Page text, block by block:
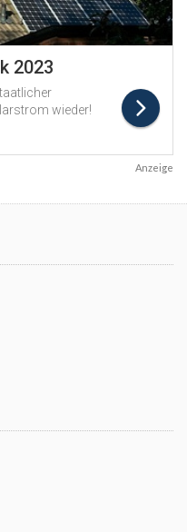
Anzeige